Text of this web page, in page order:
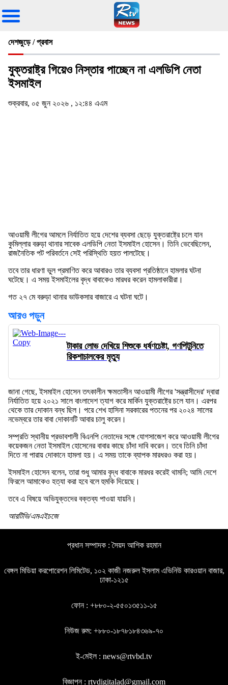
দেশজুড়ে / প্রবাস
যুক্তরাষ্ট্র গিয়েও নিস্তার পাচ্ছেন না এলডিপি নেতা
ইসমাইল
শুক্রবার, ০৫ জুন ২০২৬ , ১২:৪৪ এএম
আওয়ামী লীগের আমলে নির্যাতিত হয়ে দেশের ব্যবসা ছেড়ে যুক্তরাষ্ট্রে চলে যান
কুমিল্লার বরুড়া থানার সাবেক এলডিপি নেতা ইসমাইল হোসেন। তিনি ভেবেছিলেন,
রাজনৈতিক পট পরিবর্তনে সেই পরিস্থিতি হয়ত পালটেছে।
তবে তার ধারণা ভুল প্রমাণিত করে আবারও তার ব্যবসা প্রতিষ্ঠানে হামলার ঘটনা
ঘটেছে। এ সময় ইসমাইলের বৃদ্ধ বাবাকেও মারধর করেন হামলাকারীরা।
গত ২৭ মে বরুড়া থানার ভাউকসার বাজারে এ ঘটনা ঘটে।
আরও পড়ুন
টাকার লোভ দেখিয়ে শিশুকে ধর্ষণচেষ্টা, গণপিটুনিতে
রিকশাচালকের মৃত্যু
জানা গেছে, ইসমাইল হোসেন তৎকালীন ক্ষমতাসীন আওয়ামী লীগের 'সন্ত্রাসীদের' দ্বারা
নির্যাতিত হয়ে ২০২১ সালে বাংলাদেশ ত্যাগ করে মার্কিন যুক্তরাষ্ট্রে চলে যান। এরপর
থেকে তার দোকান বন্ধ ছিল। পরে শেখ হাসিনা সরকারের পতনের পর ২০২৪ সালের
নভেম্বরে তার বাবা দোকানটি আবার চালু করেন।
সম্প্রতি স্থানীয় প্রভাবশালী বিএনপি নেতাদের সঙ্গে যোগসাজেশ করে আওয়ামী লীগের
কয়েকজন নেতা ইসমাইল হোসেনের বাবার কাছে চাঁদা দাবি করেন। তবে তিনি চাঁদা
দিতে না পারায় দোকানে হামলা হয়। এ সময় তাকে ব্যাপক মারধরও করা হয়।
ইসমাইল হোসেন বলেন, তারা শুধু আমার বৃদ্ধ বাবাকে মারধর করেই থামনি; আমি দেশে
ফিরলে আমাকেও হত্যা করা হবে বলে হুমকি দিয়েছে।
তবে এ বিষয়ে অভিযুক্তদের বক্তব্য পাওয়া যায়নি।
আরটিভি/এমএইচজে
প্রধান সম্পাদক : সৈয়দ আশিক রহমান
বেঙ্গল মিডিয়া করপোরেশন লিমিটেড, ১০২ কাজী নজরুল ইসলাম এভিনিউ কারওয়ান বাজার,
ঢাকা-১২১৫
ফোন : +৮৮০-২-৫৫০১৩৫১১-১৫
নিউজ রুম: +৮৮০-১৮৭৮১৮৪৩৬৯-৭০
ই-মেইল : news@rtvbd.tv
বিজ্ঞাপন : rtvdigitalad@gmail.com